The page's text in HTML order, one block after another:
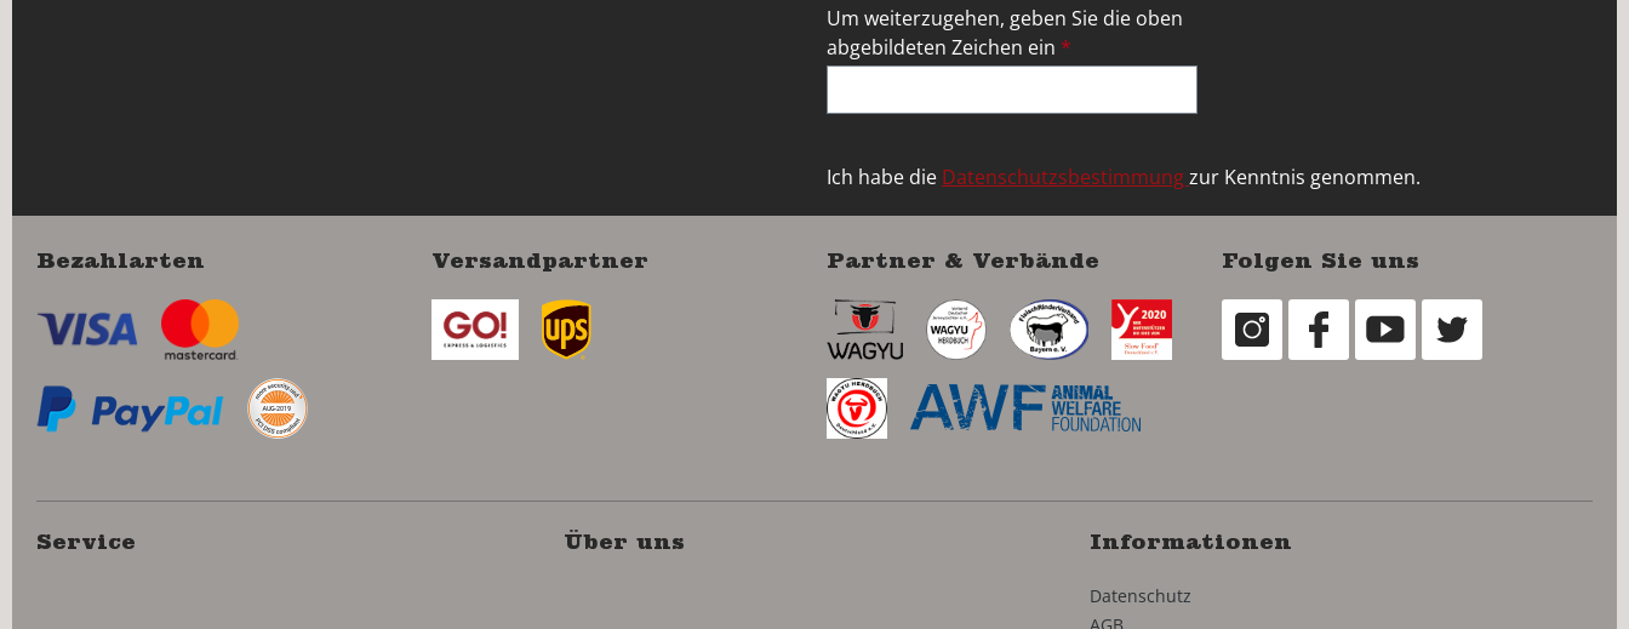
Um weiterzugehen, geben Sie die oben
abgebildeten Zeichen ein *
Ich habe die Datenschutzsbestimmungzur Kenntnis genommen.
Bezahlarten Versandpartner Partner & Verbände Folgen Sie uns
Service Über uns Informationen
Datenschutz